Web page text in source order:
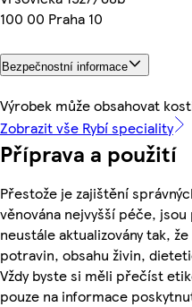
100 00 Praha 10
Bezpečnostní informace
Výrobek může obsahovat
Zobrazit vše Rybí speciality
Příprava a použití
Přestože je zajištění
věnována nejvyšší péče,
neustále aktualizovány tak,
potravin, obsahu živin,
Vždy byste si měli přečíst
pouze na informace